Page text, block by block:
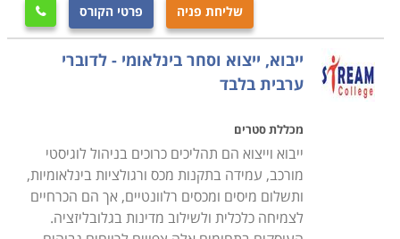
בינלאומיים שמטרתם היא לפתוח את השוק לייבוא, וכך גם
לסייע לייצוא המקביל, וגם כדי לחשוף את הכלכלה המקומית
לתחרות רבה יותר, שתגרום להתייעלות מצידה והוזלת
הסחורות ללקוח.
הקורס מתאים לכל מי שרוצה להשתלב במקצוע שחובק
ארצות ותרבויות, מפגיש בין עולם המסחר המקומי לבינלאומי
דרך כל ההיבטים הכלכליים והמשפטיים, תוך יכולת ליצור
רשת של תקשורת ענפה עם גורמים שונים בתחום, באופן
שליחת פניה פרטי הקורס 
ייבוא, ייצוא וסחר בינלאומי - לדוברי
ערבית בלבד
מכללת סטרים
ייבוא וייצוא הם תהליכים כרוכים בניהול לוגיסטי
מורכב, עמידה בתקנות מכס ורגולציות בינלאומיות,
ותשלום מיסים ומכסים רלוונטיים, אך הם הכרחיים
לצמיחה כלכלית ולשילוב מדינות בגלובליזציה.